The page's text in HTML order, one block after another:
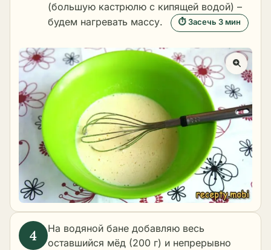
(большую кастрюлю с кипящей водой) –
будем нагревать массу.
⏱ Засечь 3 мин
На водяной бане добавляю весь
оставшийся мёд (200 г) и непрерывно